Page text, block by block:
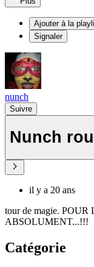
Ajouter à la
Signaler
nunch
Suivre
Nunch
il y a 20 ans
tour de magie.
ABSOLUMENT...!!!
Catégorie